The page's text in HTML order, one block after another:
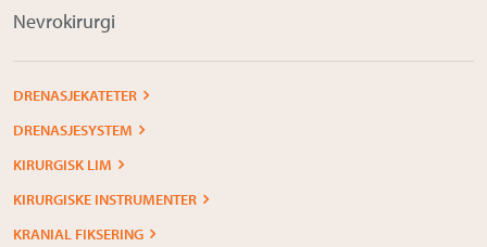
Nevrokirurgi
DRENASJEKATETER
DRENASJESYSTEM
KIRURGISK LIM
KIRURGISKE INSTRUMENTER
KRANIAL FIKSERING